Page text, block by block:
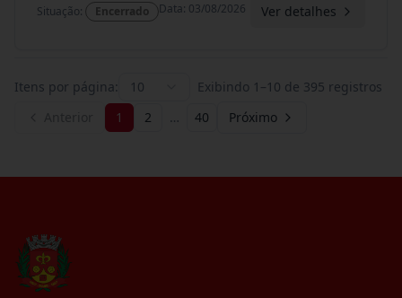
Situação: Encerrado Data: 03/08/2026 Ver detalhes
Itens por página: 10 Exibindo 1 –10 de 395 registros
1 2 … 40 Próximo